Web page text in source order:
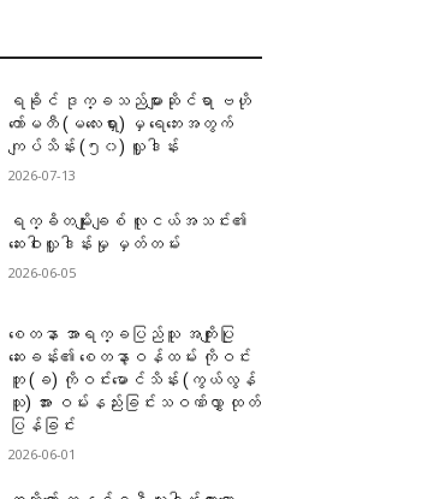
ရခိုင် ဒုက္ခသည်များဆိုင်ရာ ဗဟို
ကော်မတီ (မလေးရှား) မှ ရေဘေးအတွက်
ကျပ်သိန်း (၅၀) လှူဒါန်း
2026-07-13
ရက္ခိတမျိုးချစ် လူငယ်အသင်း၏
ဆေးဝါးလှူဒါန်းမှု မှတ်တမ်း
2026-06-05
စေတနာ အာရက္ခပြည်သူ အကျိုးပြု
ဆေးခန်း၏ စေတနာ့ဝန်ထမ်း ကိုဝင်း
ဘူ (ခ) ကိုဝင်းမောင်သိန်း (ကွယ်လွန်
သူ) အား ဝမ်းနည်းခြင်းသဝဏ်လွှာ ထုတ်
ပြန်ခြင်း
2026-06-01